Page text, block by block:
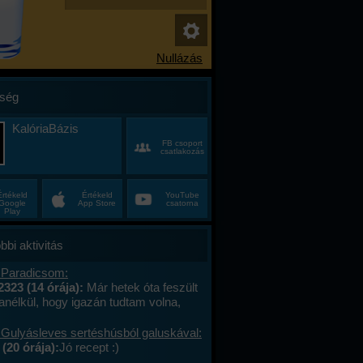
KalóriaBázis
FB csoport
csatlakozás
Play
Értékeld
App Store
YouTube
csatorna
aktivitás
(14 órája): Már hetek óta feszült
hogy igazán tudtam volna,
éveim közepén egyszer csak
minden, ami régen izgalmas
sertéshúsból galuskával:
órája):Jó recept :)